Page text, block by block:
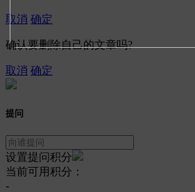
取消 确定
确认要删除自己的文章吗?
取消 确定
提问
设置提问积分
当前可用积分：
-